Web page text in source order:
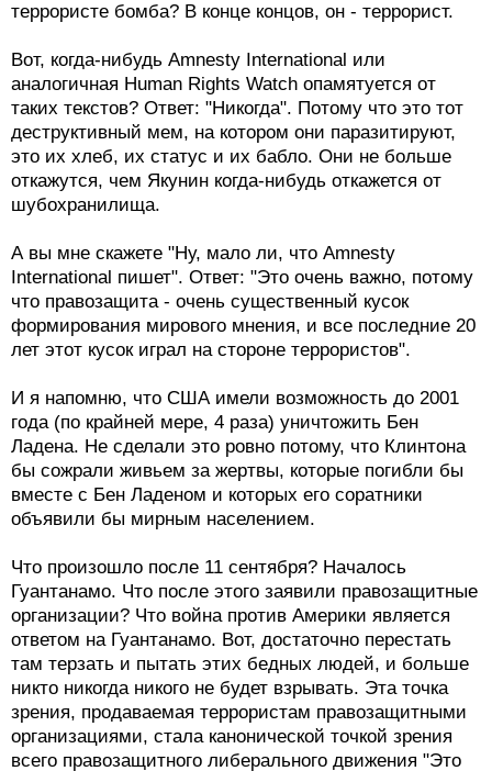
террористе бомба? В конце концов, он - террорист.
Вот, когда-нибудь Amnesty International или
аналогичная Human Rights Watch опамятуется от
таких текстов? Ответ: "Никогда". Потому что это тот
деструктивный мем, на котором они паразитируют,
это их хлеб, их статус и их бабло. Они не больше
откажутся, чем Якунин когда-нибудь откажется от
шубохранилища.
А вы мне скажете "Ну, мало ли, что Amnesty
International пишет". Ответ: "Это очень важно, потому
что правозащита - очень существенный кусок
формирования мирового мнения, и все последние 20
лет этот кусок играл на стороне террористов".
И я напомню, что США имели возможность до 2001
года (по крайней мере, 4 раза) уничтожить Бен
Ладена. Не сделали это ровно потому, что Клинтона
бы сожрали живьем за жертвы, которые погибли бы
вместе с Бен Ладеном и которых его соратники
объявили бы мирным населением.
Что произошло после 11 сентября? Началось
Гуантанамо. Что после этого заявили правозащитные
организации? Что война против Америки является
ответом на Гуантанамо. Вот, достаточно перестать
там терзать и пытать этих бедных людей, и больше
никто никогда никого не будет взрывать. Эта точка
зрения, продаваемая террористам правозащитными
организациями, стала канонической точкой зрения
всего правозащитного либерального движения "Это